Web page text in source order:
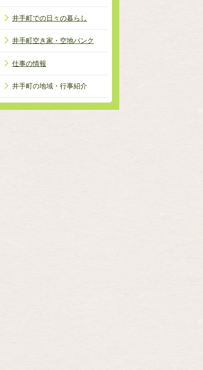
井手町での日々の暮らし
井手町空き家・空地バンク
仕事の情報
井手町の地域・行事紹介